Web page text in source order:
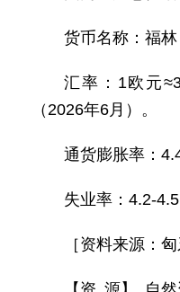
货币名称：福林
汇率：1欧元
（2026年6月）。
通货膨胀率：
失业率：4.2-
［资料来源：